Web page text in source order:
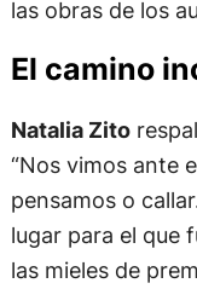
las obras de los
El camino
Natalia Zito
“Nos vimos ante
pensamos o
lugar para el que
las mieles de